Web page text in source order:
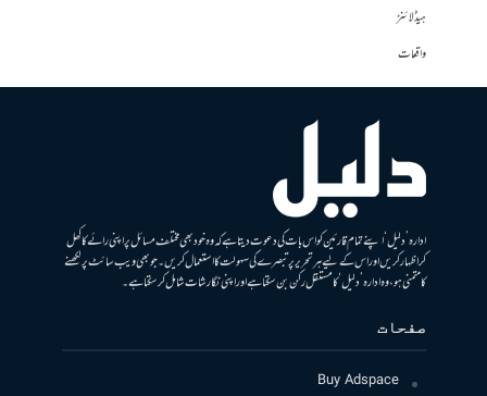
ہیڈلائنز
واقعات
ادارہ ’دلیل‘ اپنے تمام قارئین کو اس بات کی دعوت دیتا ہے کہ وہ خود بھی مختلف مسائل پر اپنی رائے کا کھل
کر اظہار کریں اور اس کے لیے ہر تحریر پر تبصرے کی سہولت کا استعمال کریں۔ جو بھی ویب سائٹ پر لکھنے
کا متمنی ہو، وہ ادارہ ’دلیل‘ کا مستقل رکن بن سکتا ہے اور اپنی نگارشات شامل کرسکتا ہے۔
صفحات
Buy Adspace